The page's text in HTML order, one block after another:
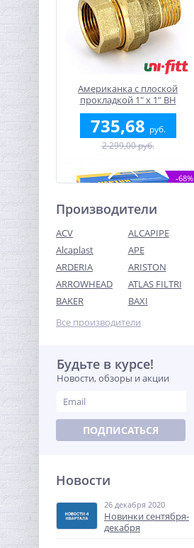
Американка с плоской
прокладкой 1" x 1" ВН
латунь UNI-FITT
735,68 руб.
2 299,00 руб.
-68%
Система контроля
протечек Neptun ССТ
Smart+ Tuya 1/2"
43 553,60
Переходник резьбовой
1"1/2 x 1"1/4 ВН латунь
UNI-FITT
Производители
ACV
ALCAPIPE
Alcaplast
APE
ARDERIA
ARISTON
ARROWHEAD
ATLAS FILTRI
BAKER
BAXI
Все производители
Будьте в курсе!
Новости, обзоры и акции
ПОДПИСАТЬСЯ
Новости
26 декабря 2020
Новинки сентября-
декабря